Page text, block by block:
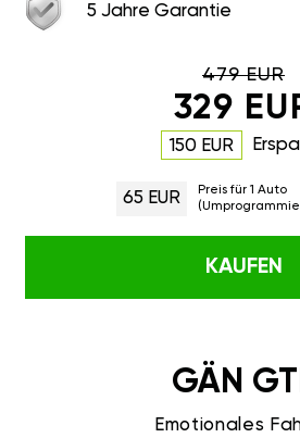
5 Jahre Garantie
479 EUR
329
150 EUR
65 EUR
Preis für 1 Auto
KAUFEN
GÄN
Emotionales